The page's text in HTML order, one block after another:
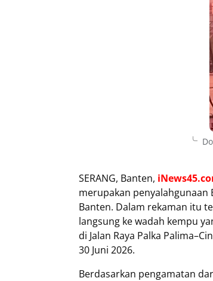
SERANG, Banten,
merupakan penyalahgunaan
Banten. Dalam rekaman itu
langsung ke wadah kempu
di Jalan Raya Palka
30 Juni 2026.
Berdasarkan pengamatan